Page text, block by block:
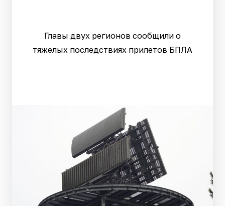
Главы двух регионов сообщили о
тяжелых последствиях прилетов БПЛА